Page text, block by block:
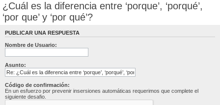
¿Cuál es la diferencia entre ‘porque’, ‘porqué’,
‘por que’ y ‘por qué’?
PUBLICAR UNA RESPUESTA
Nombre de Usuario:
Asunto:
Código de confirmación:
En un esfuerzo por prevenir insersiones automáticas requerimos que complete el
siguiente desafio.